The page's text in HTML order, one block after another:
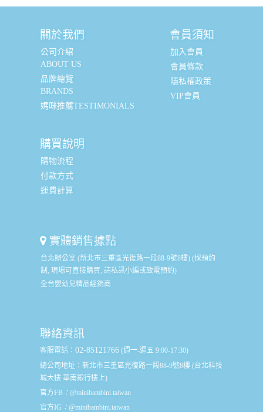
關於我們
公司介紹
ABOUT US
品牌總覽
BRANDS
媽咪推薦TESTIMONIALS
會員須知
加入會員
會員條款
隱私權政策
VIP會員
購買說明
購物流程
付款方式
運費計算
實體銷售據點
台北辦公室 (新北市三重區光復路一段88-9號8樓) (採預約
制, 現場可直接購買, 請私訊小編或致電預約)
全台嬰幼兒精品經銷商
聯絡資訊
客服電話： 02-85121766 (週一-週五 9:00-17:30)
總公司地址： 新北市三重區光復路一段88-9號8樓 (台北科技
城大樓 華南銀行樓上)
官方FB ： @minibambini.taiwan
官方IG ： @minibambini.taiwan